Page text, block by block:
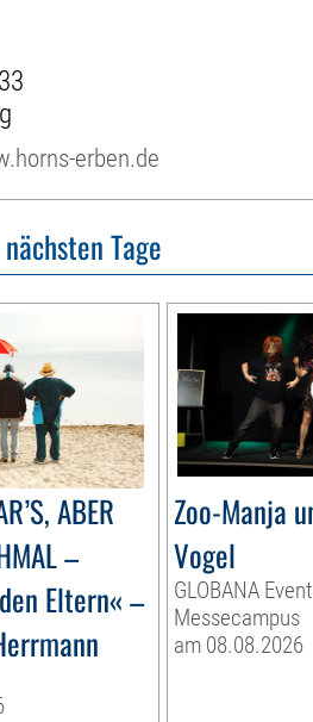
erben.de
Tage
ABER
–
Eltern« –
Zoo-Manja
Vogel
GLOBANA
Messecampus
am 08.08.2026